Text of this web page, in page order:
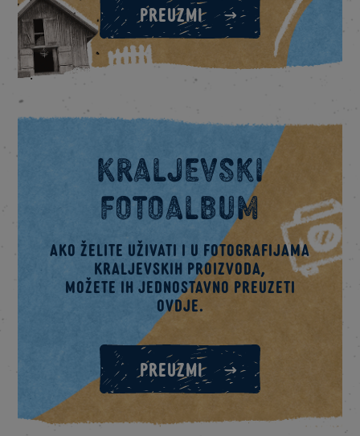
PREUZMI
Kraljevski
fotoalbum
Ako želite uživati i u fotografijama
kraljevskih proizvoda,
možete ih jednostavno preuzeti
ovdje.
PREUZMI